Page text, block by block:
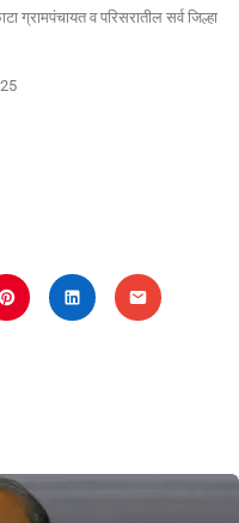
ग्रामपंचायत व परिसरातील सर्व जिल्हा